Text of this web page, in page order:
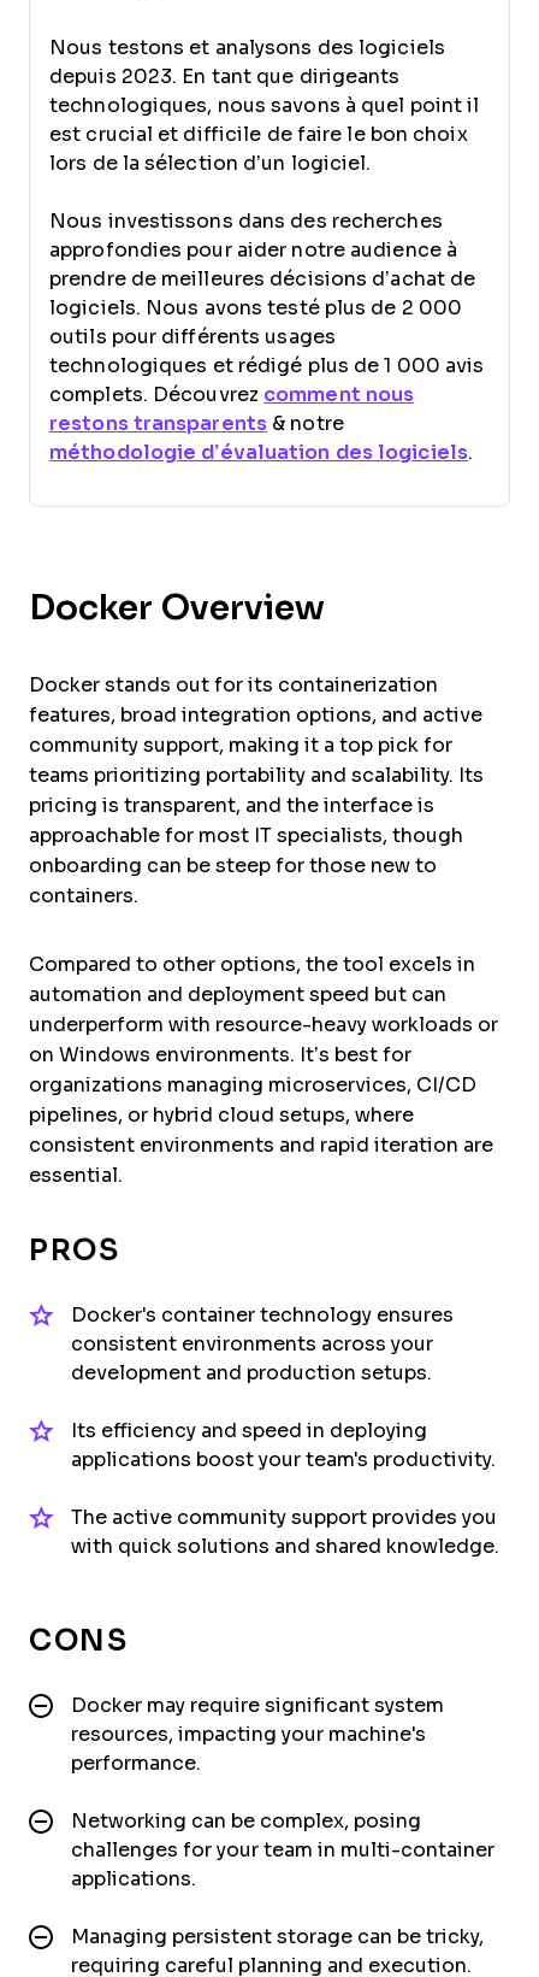
Nous testons et analysons des logiciels
depuis 2023. En tant que dirigeants
technologiques, nous savons à quel point il
est crucial et difficile de faire le bon choix
lors de la sélection d’un logiciel.
Nous investissons dans des recherches
approfondies pour aider notre audience à
prendre de meilleures décisions d’achat de
logiciels. Nous avons testé plus de 2 000
outils pour différents usages
technologiques et rédigé plus de 1 000 avis
complets. Découvrez comment nous
restons transparents & notre
méthodologie d’évaluation des logiciels.
Docker Overview
Docker stands out for its containerization
features, broad integration options, and active
community support, making it a top pick for
teams prioritizing portability and scalability. Its
pricing is transparent, and the interface is
approachable for most IT specialists, though
onboarding can be steep for those new to
containers.
Compared to other options, the tool excels in
automation and deployment speed but can
underperform with resource-heavy workloads or
on Windows environments. It’s best for
organizations managing microservices, CI/CD
pipelines, or hybrid cloud setups, where
consistent environments and rapid iteration are
essential.
PROS
Docker's container technology ensures
consistent environments across your
development and production setups.
Its efficiency and speed in deploying
applications boost your team's productivity.
The active community support provides you
with quick solutions and shared knowledge.
CONS
Docker may require significant system
resources, impacting your machine's
performance.
Networking can be complex, posing
challenges for your team in multi-container
applications.
Managing persistent storage can be tricky,
requiring careful planning and execution.